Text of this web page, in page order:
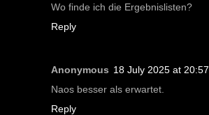
Wo finde ich die Ergebnislisten?
Reply
Anonymous 18 July 2025 at 20:57
Naos besser als erwartet.
Reply